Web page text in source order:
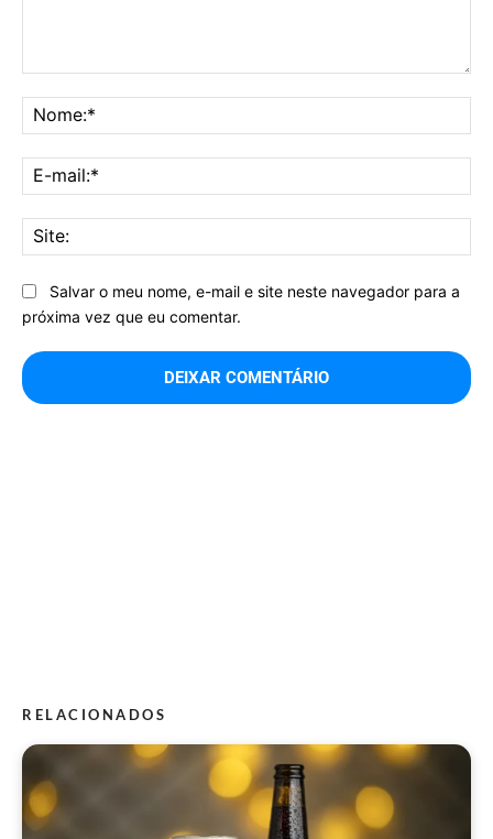
Salvar o meu nome, e-mail e site neste navegador para a
próxima vez que eu comentar.
RELACIONADOS